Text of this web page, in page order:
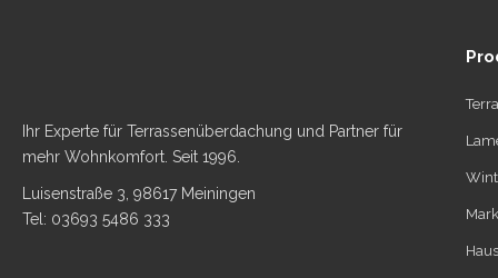
Ihr Experte für Terrassenüberdachung und Partner für
mehr Wohnkomfort. Seit 1996.
Luisenstraße 3, 98617 Meiningen
Tel: 03693 5486 333